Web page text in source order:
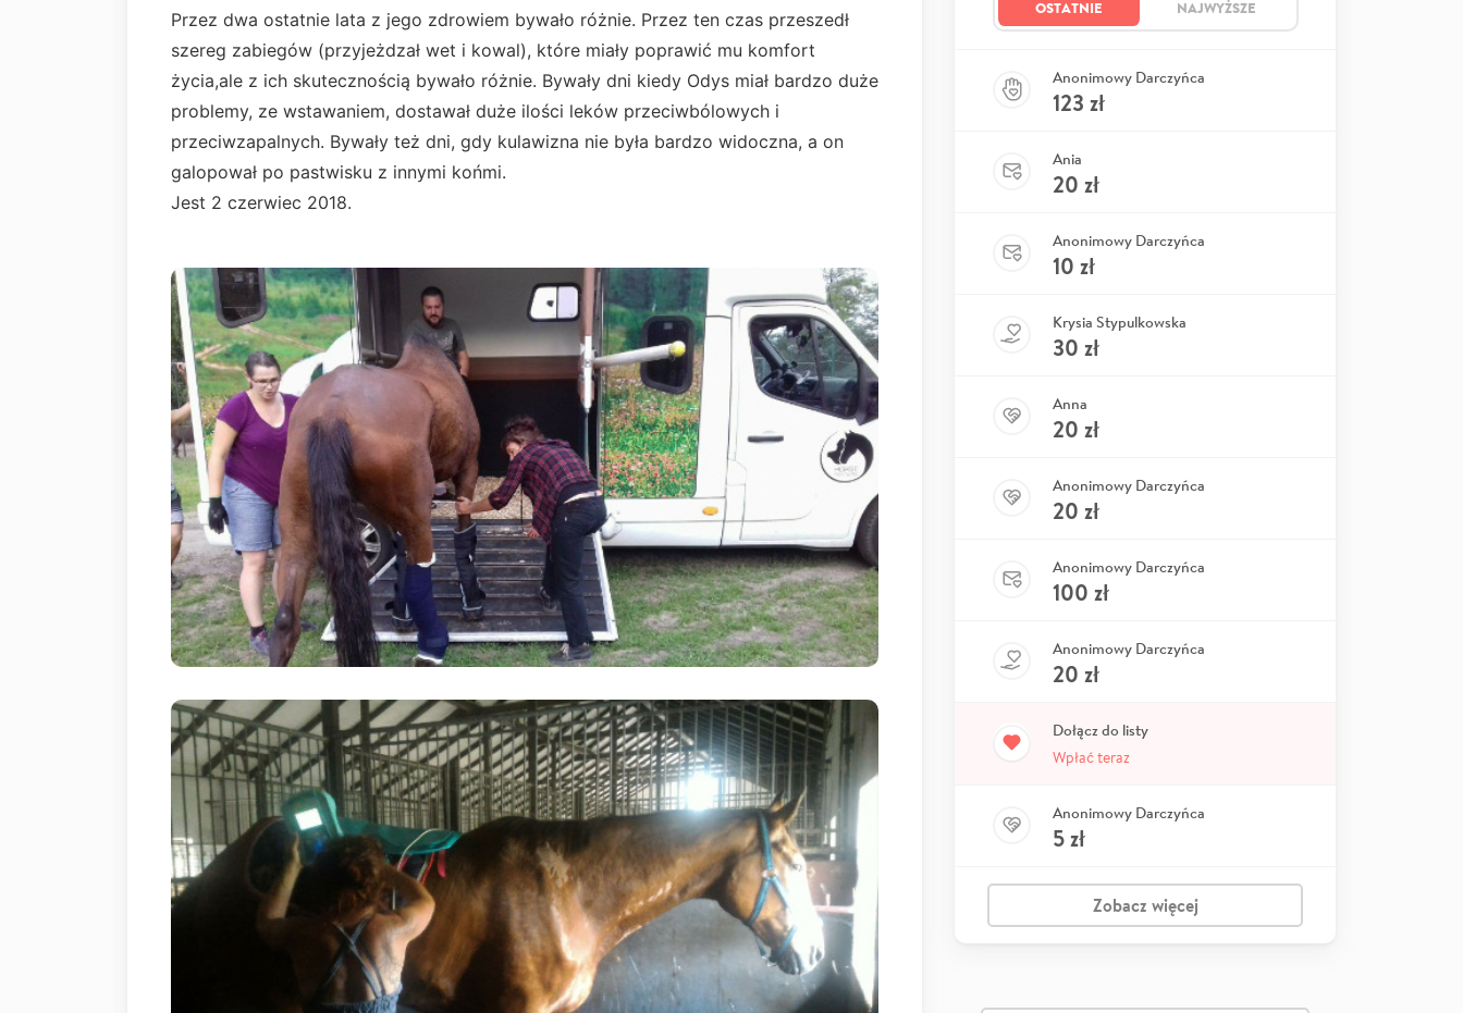
Przez dwa ostatnie lata z jego zdrowiem bywało różnie. Przez ten czas przeszedł
szereg zabiegów (przyjeżdzał wet i kowal), które miały poprawić mu komfort
życia,ale z ich skutecznością bywało różnie. Bywały dni kiedy Odys miał bardzo duże
problemy, ze wstawaniem, dostawał duże ilości leków przeciwbólowych i
przeciwzapalnych. Bywały też dni, gdy kulawizna nie była bardzo widoczna, a on
galopował po pastwisku z innymi końmi.
Jest 2 czerwiec 2018.
OSTATNIE NAJWYŻSZE
Anonimowy Darczyńca
123 zł
Ania
20 zł
Anonimowy Darczyńca
10 zł
Krysia Stypulkowska
30 zł
Anna
20 zł
Anonimowy Darczyńca
20 zł
Anonimowy Darczyńca
100 zł
Anonimowy Darczyńca
20 zł
Dołącz do listy
Wpłać teraz
Anonimowy Darczyńca
5zł
Zobacz więcej